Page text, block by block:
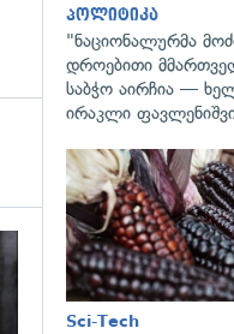
გადახედვა
პოლიტიკა
"ნაციონალურმა
დროებითი
საბჭო აირჩია —
ირაკლი
Sci-Tech